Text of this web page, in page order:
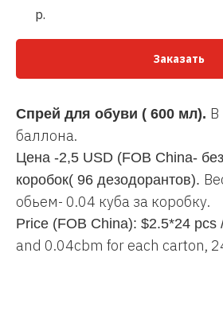
р.
Заказать
Спрей для обуви ( 600 мл). В
баллона.
Цена -2,5 USD (FOB China-
коробок( 96 дезодорантов).
обьем- 0.04 куба за коробку.
Price (FOB China): $2.5*24 pcs
and 0.04cbm for each carton,